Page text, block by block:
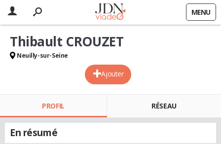
MENU
Ajouter
Thibault CROUZET
Neuilly-sur-Seine
PROFIL RÉSEAU
En résumé